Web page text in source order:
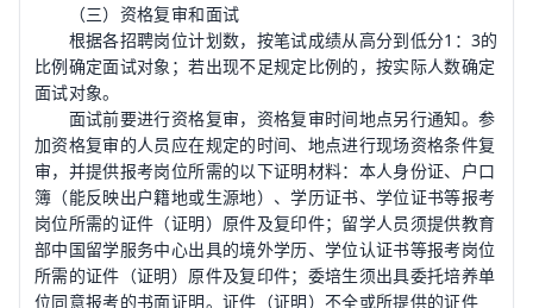
（三）资格复审和面试
根据各招聘岗位计划数，按笔试成绩从高分到低分1：3的
比例确定面试对象；若出现不足规定比例的，按实际人数确定
面试对象。
面试前要进行资格复审，资格复审时间地点另行通知。参
加资格复审的人员应在规定的时间、地点进行现场资格条件复
审，并提供报考岗位所需的以下证明材料：本人身份证、户口
簿（能反映出户籍地或生源地）、学历证书、学位证书等报考
岗位所需的证件（证明）原件及复印件；留学人员须提供教育
部中国留学服务中心出具的境外学历、学位认证书等报考岗位
所需的证件（证明）原件及复印件；委培生须出具委托培养单
位同意报考的书面证明。证件（证明）不全或所提供的证件